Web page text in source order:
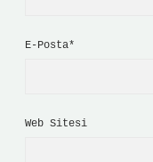
E-Posta*
Web Sitesi